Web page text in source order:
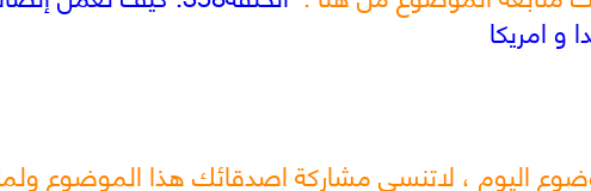
و امريكا
اليوم ، لاتنسى مشاركة اصدقائك هذا الموضوع